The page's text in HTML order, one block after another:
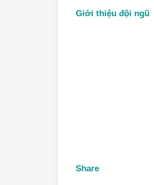
Giới thiệu đội ngũ
Share